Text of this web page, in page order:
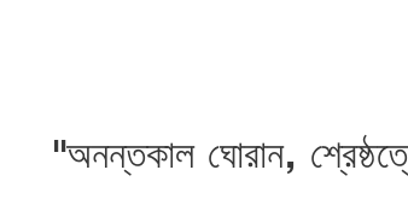
"অনন্তকাল ঘোরান,